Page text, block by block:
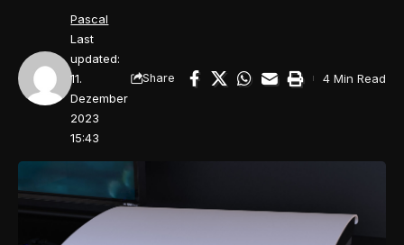
Last
updated:
11.
Dezember
2023
15:43
Pascal
Share 4 Min Read